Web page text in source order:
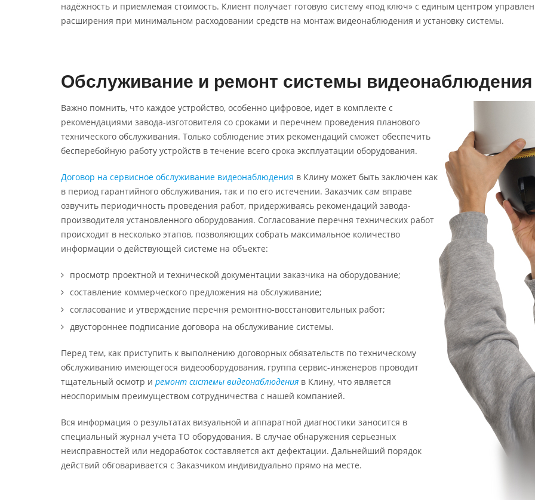
надёжность и приемлемая стоимость. Клиент получает готовую систему «под ключ» с единым центром
расширения при минимальном расходовании средств на монтаж видеонаблюдения и установку системы.
Обслуживание и ремонт системы
Важно помнить, что каждое устройство, особенно цифровое, идет в комплекте с
рекомендациями завода-изготовителя со сроками и перечнем проведения планового
технического обслуживания. Только соблюдение этих рекомендаций сможет обеспечить
бесперебойную работу устройств в течение всего срока эксплуатации оборудования.
Договор на сервисное обслуживание видеонаблюдения в Клину может быть заключен как
в период гарантийного обслуживания, так и по его истечении. Заказчик сам вправе
озвучить периодичность проведения работ, придерживаясь рекомендаций завода-
производителя установленного оборудования. Согласование перечня технических работ
происходит в несколько этапов, позволяющих собрать максимальное количество
информации о действующей системе на объекте:
просмотр проектной и технической документации заказчика на оборудование;
составление коммерческого предложения на обслуживание;
согласование и утверждение перечня ремонтно-восстановительных работ;
двустороннее подписание договора на обслуживание системы.
Перед тем, как приступить к выполнению договорных обязательств по техническому
обслуживанию имеющегося видеооборудования, группа сервис-инженеров проводит
тщательный осмотр и ремонт системы видеонаблюдения в Клину, что является
неоспоримым преимуществом сотрудничества с нашей компанией.
Вся информация о результатах визуальной и аппаратной диагностики заносится в
специальный журнал учёта ТО оборудования. В случае обнаружения серьезных
неисправностей или недоработок составляется акт дефектации. Дальнейший порядок
действий обговаривается с Заказчиком индивидуально прямо на месте.